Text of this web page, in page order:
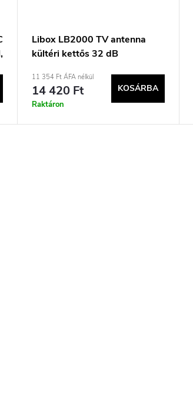
Libox LB2000 TV antenna
kültéri kettős 32 dB
11 354 Ft ÁFA nélkül
14 420 Ft
Raktáron
KOSÁRBA